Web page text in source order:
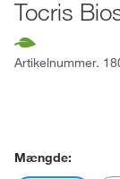
Tocris
Artikelnummer.
Mængde: